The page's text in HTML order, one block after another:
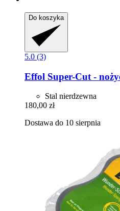
Do koszyka
5.0 (3)
Effol Super-​Cut -​
Stal nierdzewna
180,00 zł
Dostawa do 10 sierpnia